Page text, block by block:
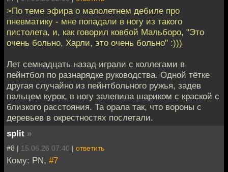
>По теме эфира о малолетнем дебиле про
пневматику - мне попадали в ногу из такого
пистолета, и, как говорил ковбой Мальборо, "Это
очень больно, Харли, это очень больно" :)))
Лет семнадцать назад играли с коллегами в
пейнтбол по разнарядке руководства. Одной тётке
другая случайно из пейнтбольного ружья, задев
пальцем курок, в ногу залепила шариком с краской с
близкого расстояния. Та орала так, что вороны с
деревьев в окрестностях послетали.
split »
#8 | 15.06.26 07:40 | ответить
Кому: PN, #7